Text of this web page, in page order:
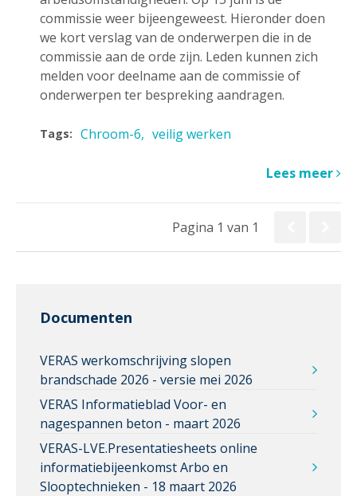
commissie weer bijeengeweest. Hieronder doen
we kort verslag van de onderwerpen die in de
commissie aan de orde zijn. Leden kunnen zich
melden voor deelname aan de commissie of
onderwerpen ter bespreking aandragen.
Tags: Chroom-6 veilig werken
Lees meer
Pagina 1 van 1
Documenten
VERAS werkomschrijving slopen
brandschade 2026 - versie mei 2026
VERAS Informatieblad Voor- en
nagespannen beton - maart 2026
VERAS-LVE.Presentatiesheets online
informatiebijeenkomst Arbo en
Slooptechnieken - 18 maart 2026